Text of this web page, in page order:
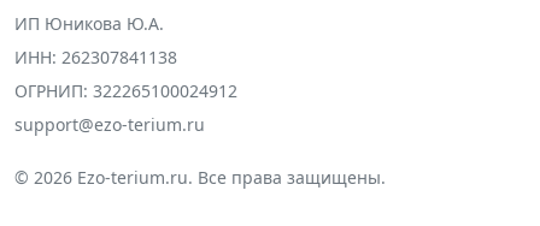
ИП Юникова Ю.А.
ИНН: 262307841138
ОГРНИП: 322265100024912
support@ezo-terium.ru
© 2026 Ezo-terium.ru. Все права защищены.